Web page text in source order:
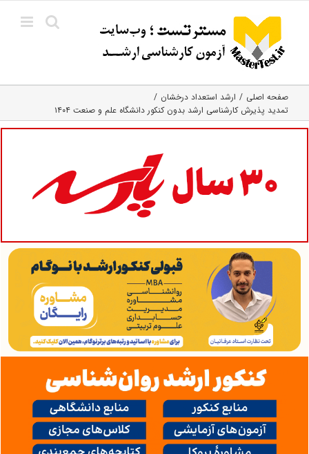
content
صفحه اصلی
ارشد استعداد درخشان
تمدید پذیرش کارشناسی ارشد بدون کنکور دانشگاه علم و صنعت ۱۴۰۴